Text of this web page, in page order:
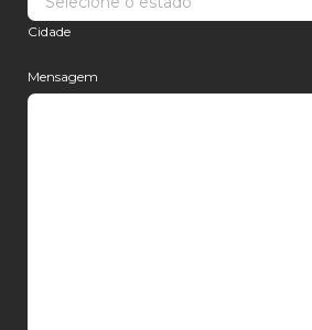
Cidade
Mensagem